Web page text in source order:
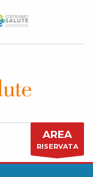
AREA
RISERVATA